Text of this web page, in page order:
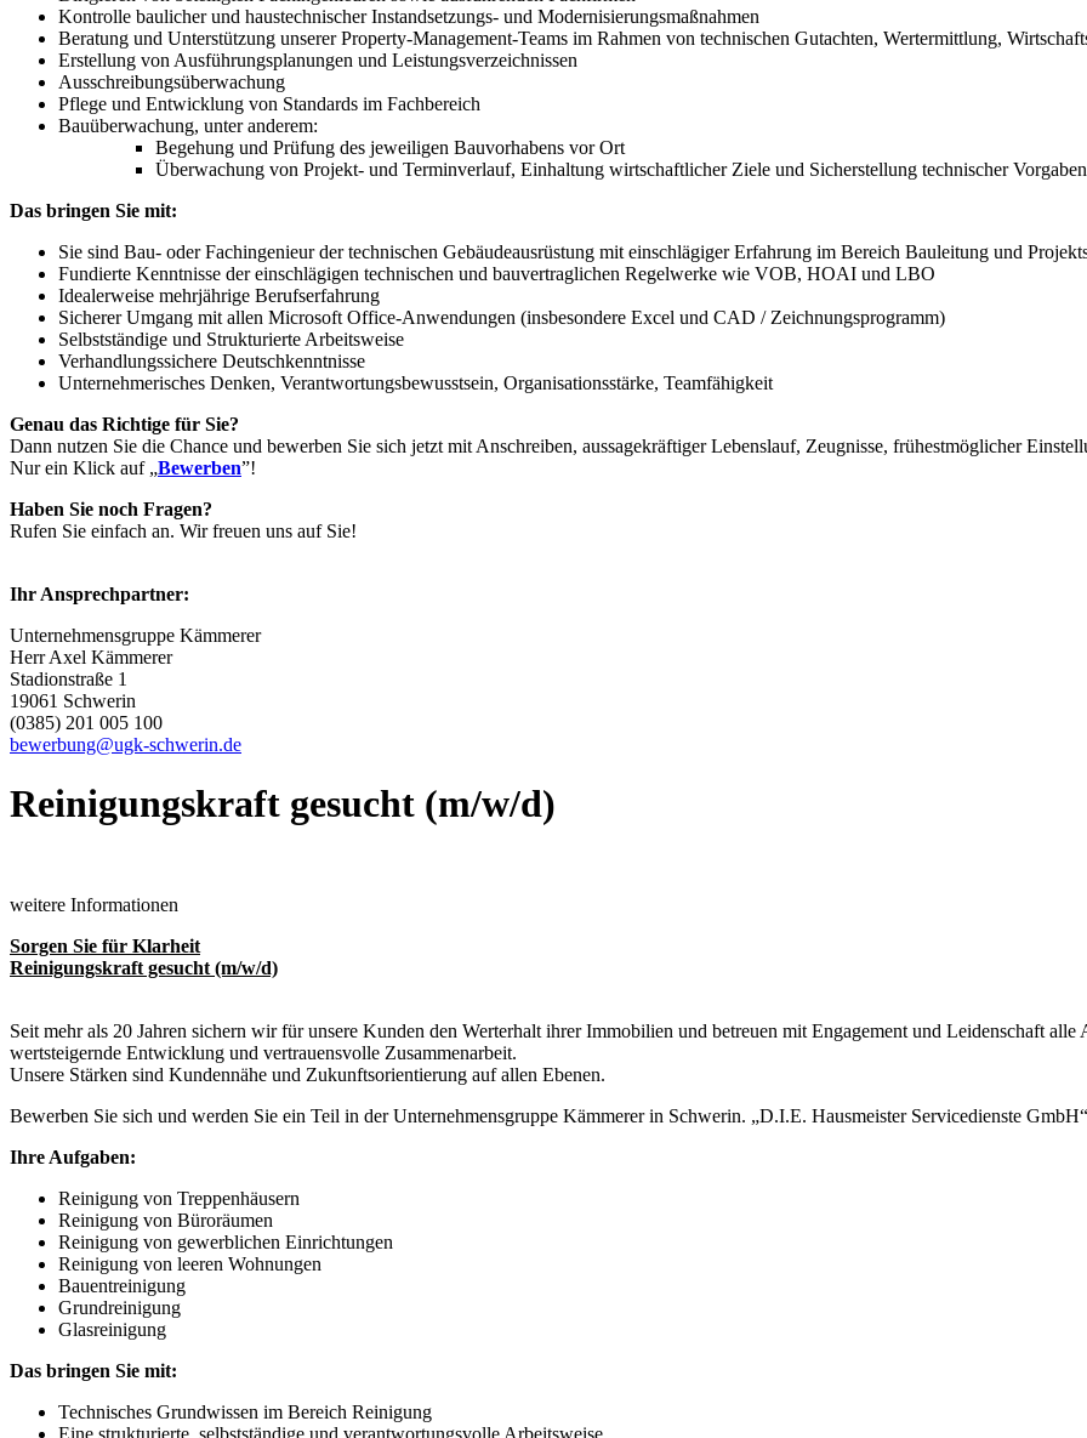
Kontrolle baulicher und haustechnischer Instandsetzungs- und Modernisierungsmaßnahmen
Beratung und Unterstützung unserer Property-Management-Teams im Rahmen von technischen Gutachten, Wertermittlung,
Erstellung von Ausführungsplanungen und Leistungsverzeichnissen
Ausschreibungsüberwachung
Pflege und Entwicklung von Standards im Fachbereich
Bauüberwachung, unter anderem:
Begehung und Prüfung des jeweiligen Bauvorhabens vor Ort
Überwachung von Projekt- und Terminverlauf, Einhaltung wirtschaftlicher Ziele und Sicherstellung technischer Vorgaben
Das bringen Sie mit:
Sie sind Bau- oder Fachingenieur der technischen Gebäudeausrüstung mit einschlägiger Erfahrung im Bereich Bauleitung und
Fundierte Kenntnisse der einschlägigen technischen und bauvertraglichen Regelwerke wie VOB, HOAI und LBO
Idealerweise mehrjährige Berufserfahrung
Sicherer Umgang mit allen Microsoft Office-Anwendungen (insbesondere Excel und CAD / Zeichnungsprogramm)
Selbstständige und Strukturierte Arbeitsweise
Verhandlungssichere Deutschkenntnisse
Unternehmerisches Denken, Verantwortungsbewusstsein, Organisationsstärke, Teamfähigkeit
Genau das Richtige für Sie?
Dann nutzen Sie die Chance und bewerben Sie sich jetzt mit Anschreiben, aussagekräftiger Lebenslauf, Zeugnisse, frühestmöglicher
Nur ein Klick auf „Bewerben”!
Haben Sie noch Fragen?
Rufen Sie einfach an. Wir freuen uns auf Sie!
Ihr Ansprechpartner:
Unternehmensgruppe Kämmerer
Herr Axel Kämmerer
Stadionstraße 1
19061 Schwerin
(0385) 201 005 100
bewerbung@ugk-schwerin.de
Reinigungskraft gesucht (m/w/d)
weitere Informationen
Sorgen Sie für Klarheit
Reinigungskraft gesucht (m/w/d)
Seit mehr als 20 Jahren sichern wir für unsere Kunden den Werterhalt ihrer Immobilien und betreuen mit Engagement und Leidenschaft
wertsteigernde Entwicklung und vertrauensvolle Zusammenarbeit.
Unsere Stärken sind Kundennähe und Zukunftsorientierung auf allen Ebenen.
Bewerben Sie sich und werden Sie ein Teil in der Unternehmensgruppe Kämmerer in Schwerin. „D.I.E. Hausmeister Servicedienste GmbH“
Ihre Aufgaben:
Reinigung von Treppenhäusern
Reinigung von Büroräumen
Reinigung von gewerblichen Einrichtungen
Reinigung von leeren Wohnungen
Bauentreinigung
Grundreinigung
Glasreinigung
Das bringen Sie mit:
Technisches Grundwissen im Bereich Reinigung
Eine strukturierte, selbstständige und verantwortungsvolle Arbeitsweise